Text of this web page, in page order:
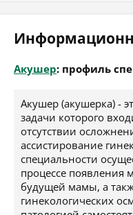
Акушер: профиль
Акушер (акушерка) -
задачи которого
отсутствии
ассистирование
специальности
процессе появления
будущей мамы, а
гинекологических